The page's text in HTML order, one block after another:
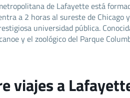
de Lafayette está
a 2 horas al sureste de
universidad pública.
y el zoológico del Parque
viajes a